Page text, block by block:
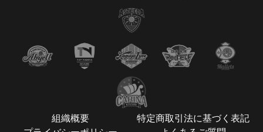
組織概要
特定商取引法に基づく表記